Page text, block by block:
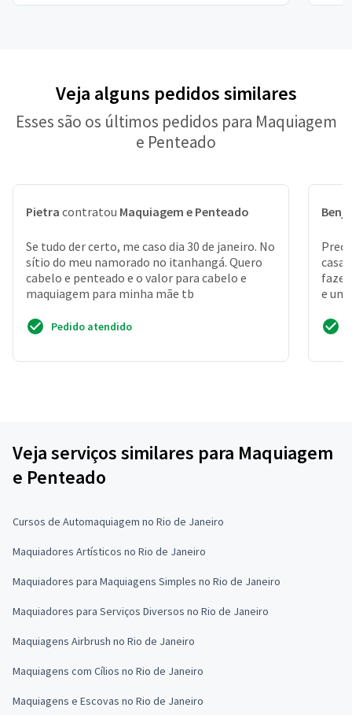
Veja alguns pedidos similares
Esses são os últimos pedidos para Maquiagem
e Penteado
Pietra contratou Maquiagem e Penteado
Se tudo der certo, me caso dia 30 de janeiro. No
sítio do meu namorado no itanhangá. Quero
cabelo e penteado e o valor para cabelo e
maquiagem para minha mãe tb
Pedido atendido
e
Veja serviços similares para Maquiagem
e Penteado
Cursos de Automaquiagem no Rio de Janeiro
Maquiadores Artísticos no Rio de Janeiro
Maquiadores para Maquiagens Simples no Rio de Janeiro
Maquiadores para Serviços Diversos no Rio de Janeiro
Maquiagens Airbrush no Rio de Janeiro
Maquiagens com Cílios no Rio de Janeiro
Maquiagens e Escovas no Rio de Janeiro